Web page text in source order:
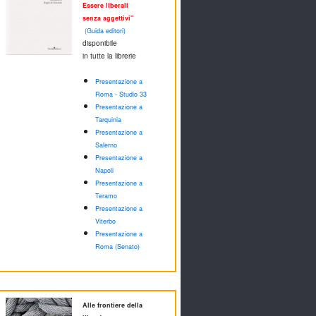
Essere liberali
senza aggettivi"
(Guida editori)
disponibile
in tutte la librerie
Presentazione a
Roma - Studio 33
Presentazione a
Tarquinia
Presentazione a
Salerno
Presentazione a
Napoli
Presentazione a
Teramo
Presentazione a
Viterbo
Presentazione a
Roma (Senato)
Alle frontiere della